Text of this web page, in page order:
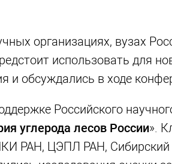
организациях, вузах
использовать для
и обсуждались в ходе
Российского
углерода лесов России».
РАН, ЦЭПЛ РАН,